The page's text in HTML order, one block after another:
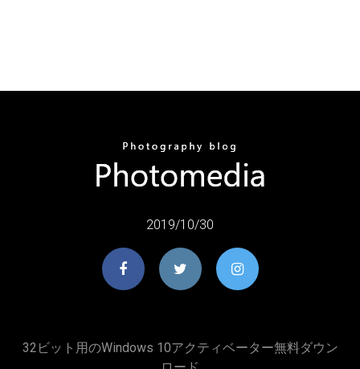
2019/10/30
32ビット用のWindows 10アクティベーター無料ダウン